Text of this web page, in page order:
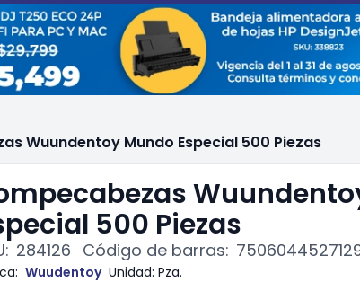
Wuundentoy Mundo Especial 500 Piezas
500 Piezas
284126 Código de barras:
Wuudentoy Unidad: Pza.